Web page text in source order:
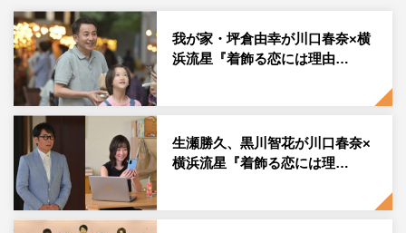
たキュンを却下されることもあって（笑
棚澤孝義監督の回に再度キュンを提案したりして、何とか
実現してもらおうと画策してました（笑）。
◆そういった王道シーンの中での新鮮さを出すために気を
つけた部分はどういったところでしょうか。
よくあるキュンシーンはやめようという話はしました。キ
スをするにしても、単にキスをしても面白くないからどう
しようかと。2話でキスシーンを入れることになったんで
我が家・坪倉由幸が川口春奈×横
浜流星『着飾る恋には理由…
生瀬勝久、黒川智花が川口春奈×
横浜流星『着飾る恋には理…